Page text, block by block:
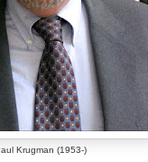
Krugman (1953-)